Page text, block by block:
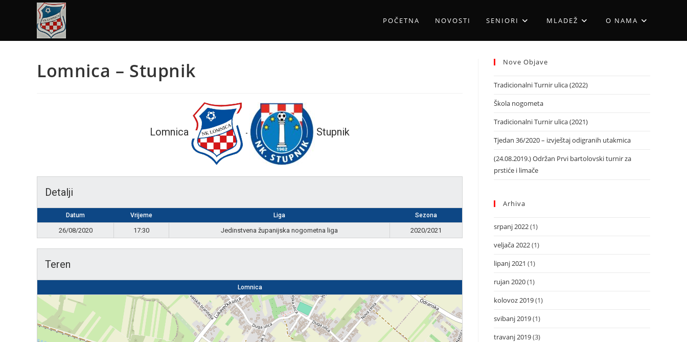
POČETNA NOVOSTI SENIORI MLADEŽ O NAMA
Lomnica – Stupnik
Lomnica - Stupnik
Detalji
Datum Vrijeme Liga Sezona
26/08/2020 17:30 Jedinstvena županijska nogometna liga 2020/2021
Teren
Lomnica
Nove Objave
Tradicionalni Turnir ulica (2022)
Škola nogometa
Tradicionalni Turnir ulica (2021)
Tjedan 36/2020 – izvještaj odigranih utakmica
(24.08.2019.) Održan Prvi bartolovski turnir za
prstiće i limače
Arhiva
srpanj 2022(1)
veljača 2022(1)
lipanj 2021 (1)
rujan 2020(1)
kolovoz 2019(1)
svibanj 2019(1)
travanj 2019(3)